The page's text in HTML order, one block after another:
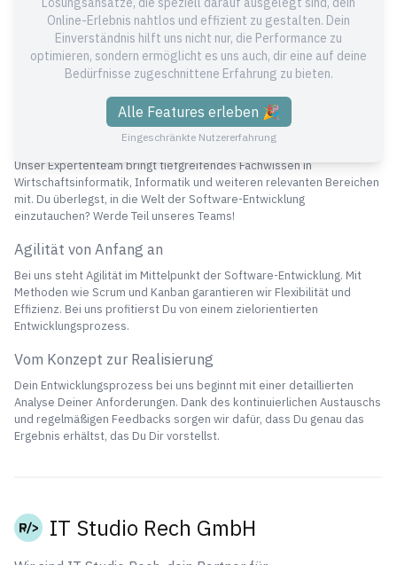
Online-Erlebnis nahtlos und effizient zu gestalten. Dein
Einverständnis hilft uns nicht nur, die Performance zu
optimieren, sondern ermöglicht es uns auch, dir eine auf deine
Bedürfnisse zugeschnittene Erfahrung zu bieten.
Alle Features erleben 🎉
Eingeschränkte Nutzererfahrung
Qualität im Vordergrund
Wenn Du bei uns Deine Software entwickeln lässt, garantieren wir
höchste Qualitätsstandards. Mit modernsten Technologien und der
AWS Cloud setzen wir Deine Visionen in die Realität um. Durch unsere
Top Expertise in der Software-Entwicklung
Unser Expertenteam bringt tiefgreifendes Fachwissen in
Wirtschaftsinformatik, Informatik und weiteren relevanten Bereichen
mit. Du überlegst, in die Welt der Software-Entwicklung
einzutauchen? Werde Teil unseres Teams!
Agilität von Anfang an
Bei uns steht Agilität im Mittelpunkt der Software-Entwicklung. Mit
Methoden wie Scrum und Kanban garantieren wir Flexibilität und
Effizienz. Bei uns profitierst Du von einem zielorientierten
Entwicklungsprozess.
Vom Konzept zur Realisierung
Dein Entwicklungsprozess bei uns beginnt mit einer detaillierten
Analyse Deiner Anforderungen. Dank des kontinuierlichen Austauschs
und regelmäßigen Feedbacks sorgen wir dafür, dass Du genau das
Ergebnis erhältst, das Du Dir vorstellst.
IT Studio Rech GmbH